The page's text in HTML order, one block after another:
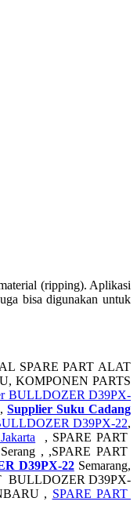
(ripping). Aplikasi
bisa digunakan untuk
SPARE PART ALAT
KOMPONEN PARTS
BULLDOZER D39PX-
Supplier Suku Cadang
D39PX-22,
, SPARE PART
, ,SPARE PART
D39PX-22 Semarang,
BULLDOZER D39PX-
, SPARE PART